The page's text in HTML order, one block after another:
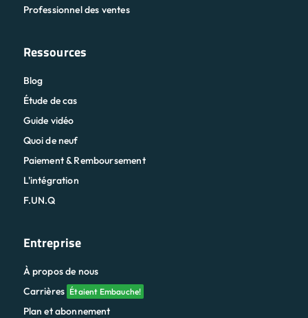
Professionnel des ventes
Ressources
Blog
Étude de cas
Guide vidéo
Quoi de neuf
Paiement & Remboursement
L'intégration
F.UN.Q
Entreprise
À propos de nous
Carrières Étaient Embauche!
Plan et abonnement